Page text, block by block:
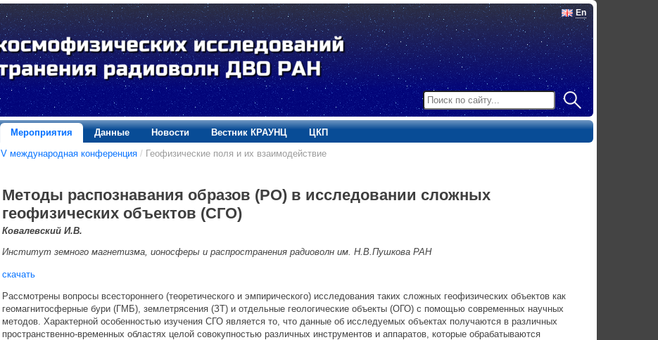
En
Мероприятия Данные Новости Вестник КРАУНЦ
ЦКП
V международная конференция / Геофизические поля и их взаимодействие
Методы распознавания образов (РО) в исследовании сложных
геофизических объектов (СГО)
Ковалевский И.В.
Институт земного магнетизма, ионосферы и распространения радиоволн им. Н.В.Пушкова РАН
скачать
Рассмотрены вопросы всестороннего (теоретического и эмпирического) исследования таких сложных геофизических объектов как
геомагнитосферные бури (ГМБ), землетрясения (ЗТ) и отдельные геологические объекты (ОГО) с помощью современных научных
методов. Характерной особенностью изучения СГО является то, что данные об исследуемых объектах получаются в различных
пространственно-временных областях целой совокупностью различных инструментов и аппаратов, которые обрабатываются